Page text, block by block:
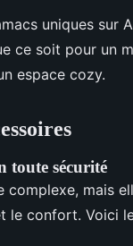
uniques sur
ce soit pour un
espace cozy.
toute sécurité
complexe, mais
confort. Voici